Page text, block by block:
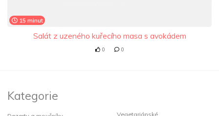
15 minut
Salát z uzeného kuřecího masa s avokádem
0 0
Kategorie
Vegetariánské